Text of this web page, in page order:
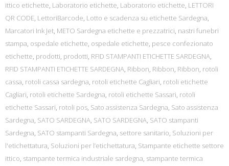
ittico etichette, Laboratorio etichette, Laboratorio etichette, LETTORI
QR CODE, LettoriBarcode, Lotto e scadenza su etichette Sardegna,
Marcatori Ink Jet, METO Sardegna etichette e prezzatrici, nastri funebri
stampa, ospedale etichette, ospedale etichette, pesce confezionato
etichette, prodotti, prodotti, RFID STAMPANTI ETICHETTE SARDEGNA,
RFID STAMPANTI ETICHETTE SARDEGNA, Ribbon, Ribbon, Ribbon, rotoli
cassa, rotoli cassa sardegna, rotoli etichette Cagliari, rotoli etichette
Cagliari, rotoli etichette Sardegna, rotoli etichette Sassari, rotoli
etichette Sassari, rotoli pos, Sato assistenza Sardegna, Sato assistenza
Sardegna, SATO SARDEGNA, SATO SARDEGNA, SATO stampanti
Sardegna, SATO stampanti Sardegna, settore sanitario, Soluzioni per
l'etichettatura, Soluzioni per l’etichettatura, Stampante etichette settore
ittico, stampante termica industriale sardegna, stampante termica